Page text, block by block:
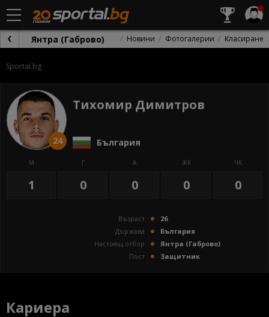
Янтра (Габрово) Новини Фотогалерии Класиране
Sportal.bg
24
Тихомир Димитров
България
М
1
Г
0
А
0
ЖК
0
ЧК
0
Възраст
26
Държава
България
Настоящ отбор
Янтра (Габрово)
Пост
Защитник
Кариера